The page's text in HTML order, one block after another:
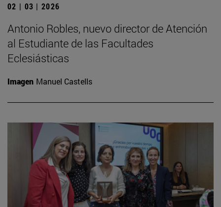
02 | 03 | 2026
Antonio Robles, nuevo director de Atención
al Estudiante de las Facultades
Eclesiásticas
Imagen Manuel Castells